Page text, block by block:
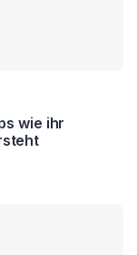
wie ihr